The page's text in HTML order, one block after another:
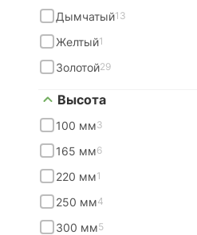
Дымчатый13
Желтый1
Золотой29
Высота
100 мм3
165 мм6
220 мм1
250 мм4
300 мм5